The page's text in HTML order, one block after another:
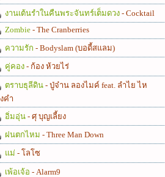
งานเต้นรำในคืนพระจันทร์เต็มดวง - Cocktail
Zombie - The Cranberries
ความรัก - Bodyslam (บอดี้สแลม)
คู่คอง - ก้อง ห้วยไร่
ตราบธุลีดิน - ปู่จ๋าน ลองไมค์ feat. ลำไย ไห
คำ
อิ่มอุ่น - ศุ บุญเลี้ยง
ฝนตกไหม - Three Man Down
แม่ - โลโซ
เพ้อเจ้อ - Alarm9